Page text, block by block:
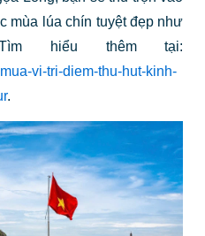
mùa lúa chín tuyệt đẹp như
hiểu thêm tại:
vi-tri-diem-thu-hut-kinh-
.